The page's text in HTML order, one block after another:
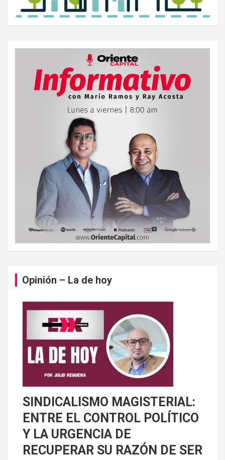
Opinión – La de hoy
SINDICALISMO MAGISTERIAL:
ENTRE EL CONTROL POLÍTICO
Y LA URGENCIA DE
RECUPERAR SU RAZÓN DE SER